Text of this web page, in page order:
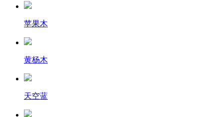
苹果木
黄杨木
天空蓝